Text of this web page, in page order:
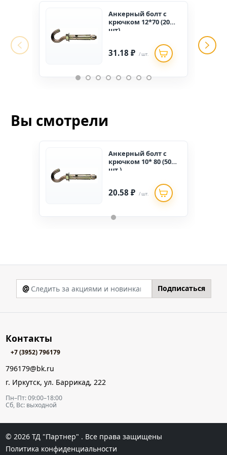
Анкерный болт с
крючком 12*70 (20
шт)
31.18 ₽ / шт.
Вы смотрели
Анкерный болт с
крючком 10* 80 (50
шт.)
20.58 ₽ / шт.
@ Подписаться
Контакты
+7 (3952) 796179
796179@bk.ru
г. Иркутск, ул. Баррикад, 222
Пн–Пт: 09:00–18:00
Сб, Вс: выходной
© 2026 ТД "Партнер" . Все права защищены
Политика конфиденциальности